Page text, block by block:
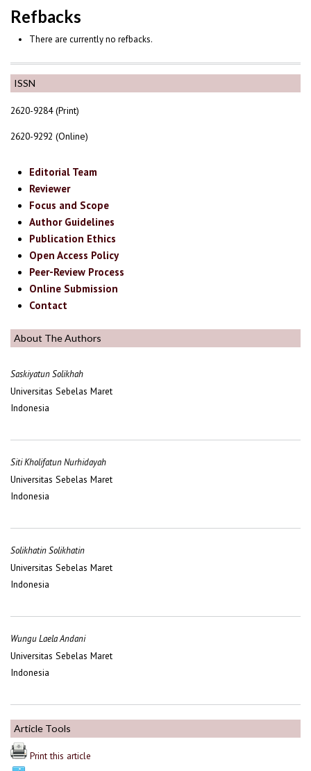
ISSN
2620-9284 (Print)
2620-9292 (Online)
Editorial Team
Reviewer
Focus and Scope
Author Guidelines
Publication Ethics
Open Access Policy
Peer-Review Process
Online Submission
Contact
About The Authors
Saskiyatun Solikhah
Universitas Sebelas Maret
Indonesia
Siti Kholifatun Nurhidayah
Universitas Sebelas Maret
Indonesia
Solikhatin Solikhatin
Universitas Sebelas Maret
Indonesia
Wungu Laela Andani
Universitas Sebelas Maret
Indonesia
Article Tools
Print this article
Refbacks
There are currently no refbacks.